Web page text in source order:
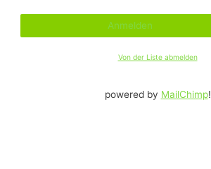
Von der Liste abmelden
powered by MailChimp!